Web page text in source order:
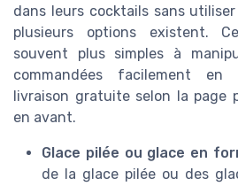
dans leurs cocktails sans
plusieurs options existent.
souvent plus simples à
commandées facilement
livraison gratuite selon la page
en avant.
Glace pilée ou glace en
de la glace pilée ou des